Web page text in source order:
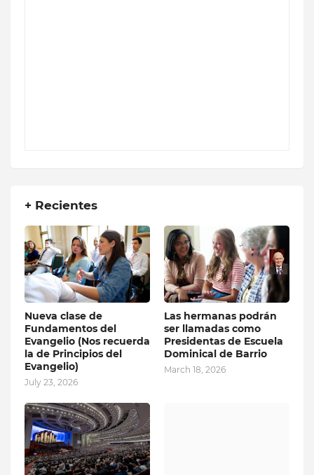
+ Recientes
Nueva clase de
Fundamentos del
Evangelio (Nos recuerda
la de Principios del
Evangelio)
July 23, 2026
Las hermanas podrán
ser llamadas como
Presidentas de Escuela
Dominical de Barrio
March 18, 2026